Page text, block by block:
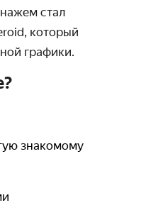
стал
, который
графики.
знакомому